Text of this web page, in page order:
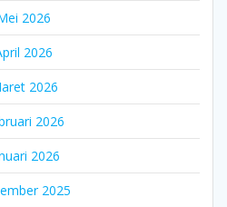
2026
2026
2026
2026
2026
2025